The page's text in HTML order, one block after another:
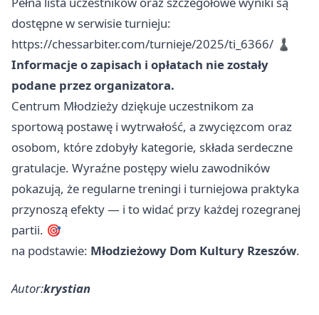
dostępne w serwisie turnieju:
https://chessarbiter.com/turnieje/2025/ti_6366/ ♟️
Informacje o zapisach i opłatach nie zostały
podane przez organizatora.
Centrum Młodzieży dziękuje uczestnikom za
sportową postawę i wytrwałość, a zwycięzcom oraz
osobom, które zdobyły kategorie, składa serdeczne
gratulacje. Wyraźne postępy wielu zawodników
pokazują, że regularne treningi i turniejowa praktyka
przynoszą efekty — i to widać przy każdej rozegranej
partii. 🎯
na podstawie: Młodzieżowy Dom Kultury Rzeszów.
Autor:krystian